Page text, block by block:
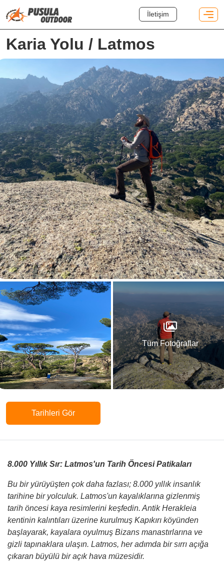
İletişim
Karia Yolu / Latmos
Tüm Fotoğraflar
Tarihleri Gör
8.000 Yıllık Sır: Latmos'un Tarih Öncesi Patikaları
Bu bir yürüyüşten çok daha fazlası; 8.000 yıllık insanlık
tarihine bir yolculuk. Latmos'un kayalıklarına gizlenmiş
tarih öncesi kaya resimlerini keşfedin. Antik Herakleia
kentinin kalıntıları üzerine kurulmuş Kapıkırı köyünden
başlayarak, kayalara oyulmuş Bizans manastırlarına ve
gizli tapınaklara ulaşın. Latmos, her adımda bir sırrı açığa
çıkaran büyülü bir açık hava müzesidir.